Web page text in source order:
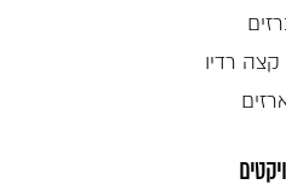
קצה רדיו